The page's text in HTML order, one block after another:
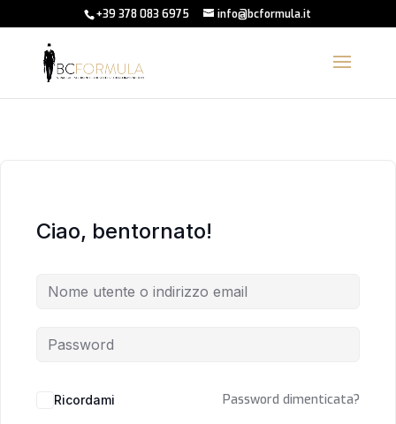
+39 378 083 6975 info@bcformula.it
Ciao, bentornato!
Ricordami Password dimenticata?